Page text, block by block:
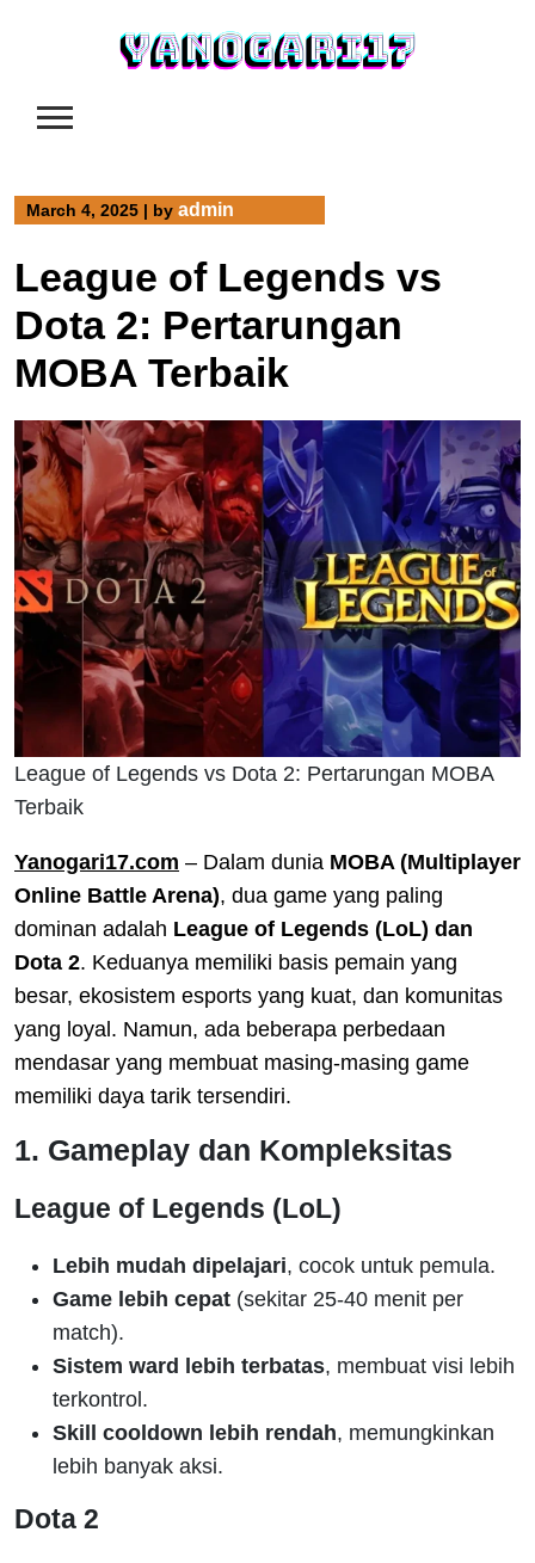
March 4, 2025 | by admin
League of Legends vs
Dota 2: Pertarungan
MOBA Terbaik
League of Legends vs Dota 2: Pertarungan MOBA
Terbaik
Yanogari17.com – Dalam dunia MOBA (Multiplayer
Online Battle Arena), dua game yang paling
dominan adalah League of Legends (LoL) dan
Dota 2. Keduanya memiliki basis pemain yang
besar, ekosistem esports yang kuat, dan komunitas
yang loyal. Namun, ada beberapa perbedaan
mendasar yang membuat masing-masing game
memiliki daya tarik tersendiri.
1. Gameplay dan Kompleksitas
League of Legends (LoL)
Lebih mudah dipelajari, cocok untuk pemula.
Game lebih cepat (sekitar 25-40 menit per
match).
Sistem ward lebih terbatas, membuat visi lebih
terkontrol.
Skill cooldown lebih rendah, memungkinkan
lebih banyak aksi.
Dota 2